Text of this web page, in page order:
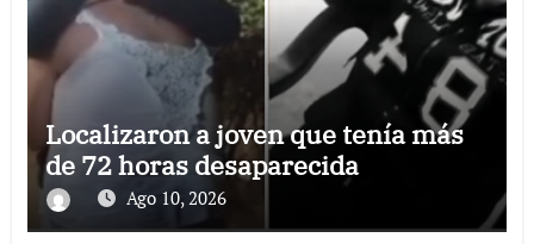
Localizaron a joven que tenía más
de 72 horas desaparecida
Ago 10, 2026